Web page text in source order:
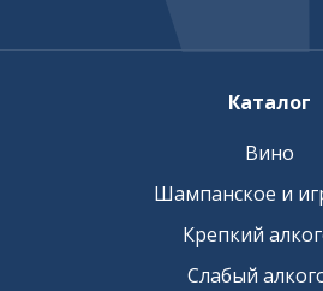
Каталог
Вино
Шампанское и
Крепкий
Слабый